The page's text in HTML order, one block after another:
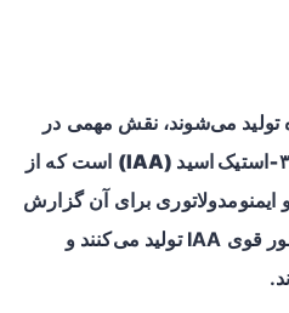
می‌شوند، نقش مهمی در
است که از
برای آن گزارش
شده است. با این حال، هنوز مشخص نیست کدام باکتری‌های روده به‌طور قوی IAA تولید می‌کنند و